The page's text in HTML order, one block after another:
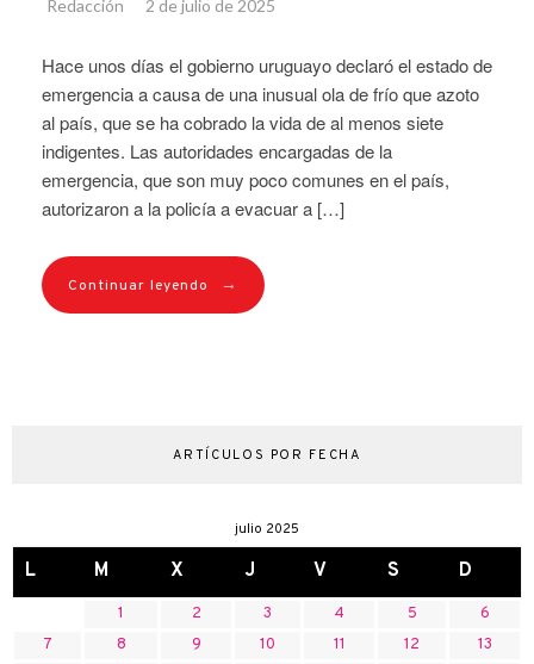
Redacción 2 de julio de 2025
Hace unos días el gobierno uruguayo declaró el estado de
emergencia a causa de una inusual ola de frío que azoto
al país, que se ha cobrado la vida de al menos siete
indigentes. Las autoridades encargadas de la
emergencia, que son muy poco comunes en el país,
autorizaron a la policía a evacuar a […]
Continuar leyendo →
ARTÍCULOS POR FECHA
julio 2025
L M X J V S D
1 2 3 4 5
6
7
8 9 10 11 12
13